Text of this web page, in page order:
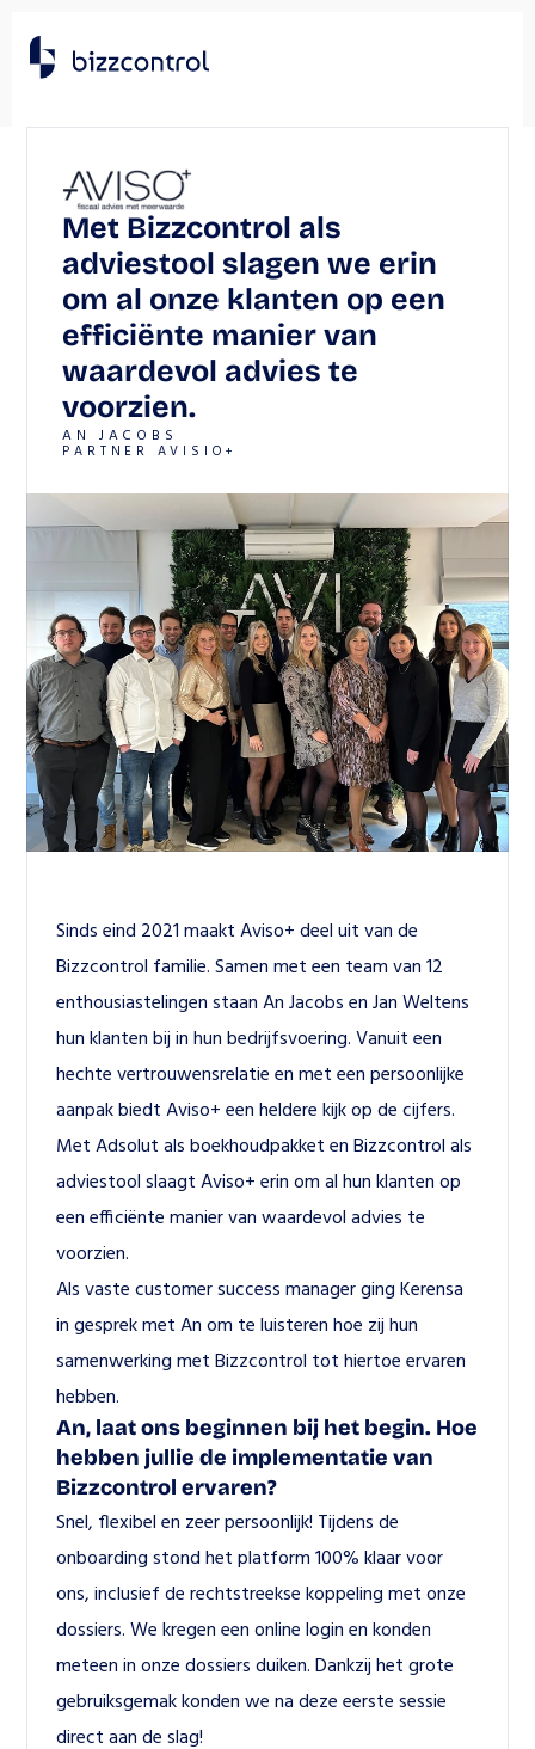
Met Bizzcontrol als
adviestool slagen we erin
om al onze klanten op een
efficiënte manier van
waardevol advies te
voorzien.
AN JACOBS
PARTNER AVISIO+
Sinds eind 2021 maakt Aviso+ deel uit van de
Bizzcontrol familie. Samen met een team van 12
enthousiastelingen staan An Jacobs en Jan Weltens
hun klanten bij in hun bedrijfsvoering. Vanuit een
hechte vertrouwensrelatie en met een persoonlijke
aanpak biedt Aviso+ een heldere kijk op de cijfers.
Met Adsolut als boekhoudpakket en Bizzcontrol als
adviestool slaagt Aviso+ erin om al hun klanten op
een efficiënte manier van waardevol advies te
voorzien.
Als vaste customer success manager ging Kerensa
in gesprek met An om te luisteren hoe zij hun
samenwerking met Bizzcontrol tot hiertoe ervaren
hebben.
An, laat ons beginnen bij het begin. Hoe
hebben jullie de implementatie van
Bizzcontrol ervaren?
onboarding stond het platform 100% klaar voor
ons, inclusief de rechtstreekse koppeling met onze
dossiers. We kregen een online login en konden
meteen in onze dossiers duiken. Dankzij het grote
gebruiksgemak konden we na deze eerste sessie
direct aan de slag!